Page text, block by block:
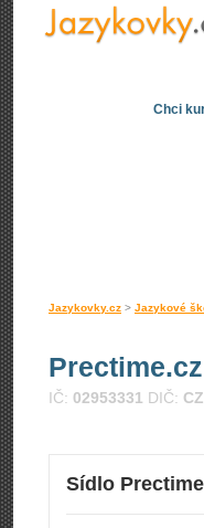
Chci
Jazykovky.cz > Jazykové
Prectime.cz
IČ: 02953331 DIČ:
Sídlo